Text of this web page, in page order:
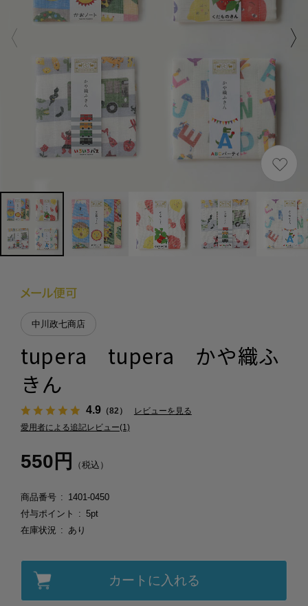
中川政七商店
tupera tupera かや織ふ
きん
4.9（82）
レビューを見る
愛用者による追記レビュー(1)
550円 （税込）
商品番号
1401-0450
付与ポイント
5pt
在庫状況
あり
カートに入れる